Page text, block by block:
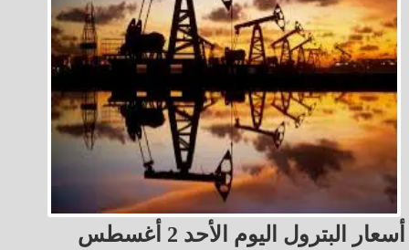
أسعار البترول اليوم الأحد 2 أغسطس